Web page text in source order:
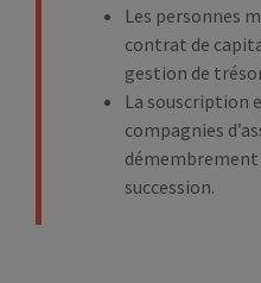
Les personnes
contrat de
gestion de
La souscription
compagnies
démembrement
succession.